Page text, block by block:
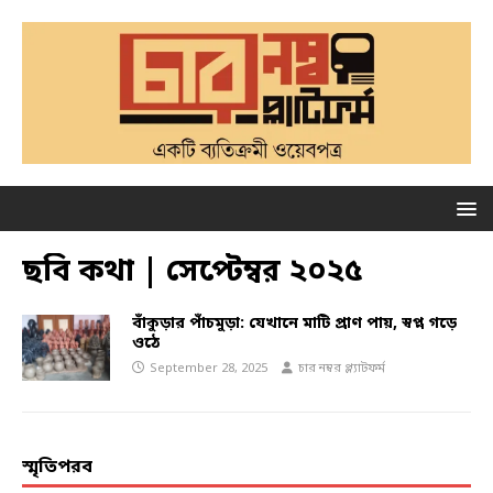
ছবি কথা | সেপ্টেম্বর ২০২৫
বাঁকুড়ার পাঁচমুড়া: যেখানে মাটি প্রাণ পায়, স্বপ্ন গড়ে
ওঠে
September 28, 2025 চার নম্বর প্ল্যাটফর্ম
স্মৃতিপরব